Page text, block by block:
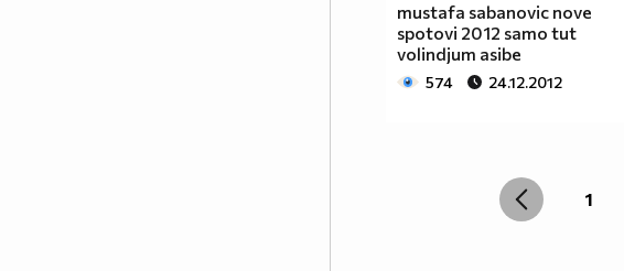
mustafa sabanovic nove
spotovi 2012 samo tut
volindjum asibe
574 24.12.2012
1